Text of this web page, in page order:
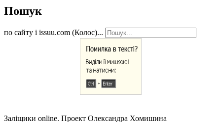
Пошук
по сайту і issuu.com (Колос)...
Заліщики online. Проект Олександра Хомишина